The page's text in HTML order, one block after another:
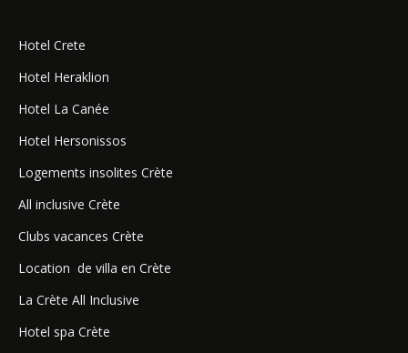
Hotel Crete
Hotel Heraklion
Hotel La Canée
Hotel Hersonissos
Logements insolites Crète
All inclusive Crète
Clubs vacances Crète
Location de villa en Crète
La Crète All Inclusive
Hotel spa Crète